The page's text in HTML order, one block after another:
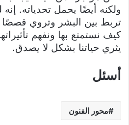
ولكنه أيضًا يحمل تحدياته. إنه
تربط بين البشر وتروي قصصًا
كيف نستمتع بها ونفهم
يثري حياتنا بشكل لا يصدق.
أسئل
محور الفنون